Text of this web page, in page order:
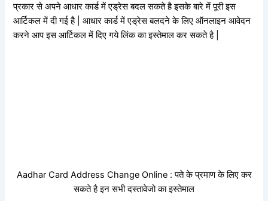
प्रकार से अपने आधार कार्ड में एड्रेस बदल सकते है इसके बारे में पूरी इस
आर्टिकल में दी गई है | आधार कार्ड में एड्रेस बलदने के लिए ऑनलाइन आवेदन
करने आप इस आर्टिकल में दिए गये लिंक का इस्तेमाल कर सकते है |
Aadhar Card Address Change Online : पते के प्रमाण के लिए कर
सकते है इन सभी दस्तावेजो का इस्तेमाल